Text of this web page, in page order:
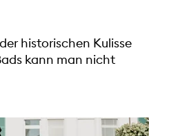
historischen Kulisse
kann man nicht